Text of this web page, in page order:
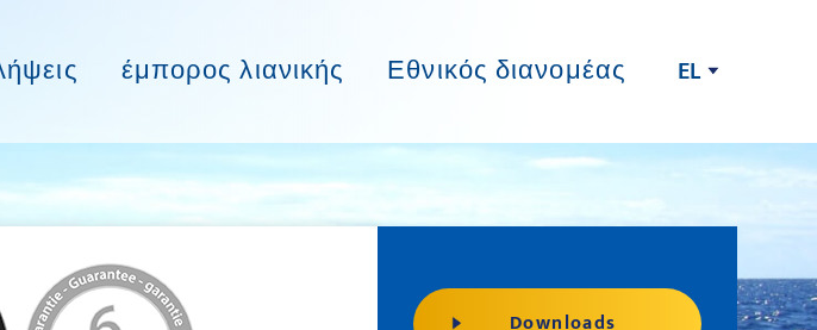
έμπορος λιανικής Εθνικός διανομέας EL
Downloads